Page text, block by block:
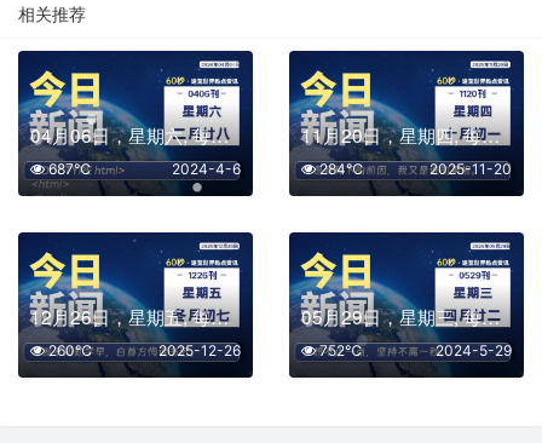
相关推荐
04月06日，星期六, 每天60秒读懂全世界！
2024-4-6
687℃
11月20日，星期四, 每天60秒读懂全世界！
2025-11-20
284℃
12月26日，星期五, 每天60秒读懂全世界！
2025-12-26
260℃
05月29日，星期三, 每天60秒读懂全世界！
2024-5-29
752℃